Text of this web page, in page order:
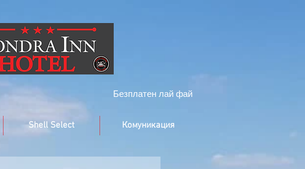
Безплатен лай фай
Shell Select Комуникация